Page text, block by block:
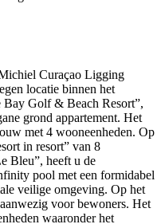
Curaçao Ligging
locatie binnen het
Bay Golf & Beach Resort”,
grond appartement. Het
met 4 wooneenheden. Op
in resort” van 8
Bleu”, heeft u de
pool met een formidabel
veilige omgeving. Op het
voor bewoners. Het
waaronder het